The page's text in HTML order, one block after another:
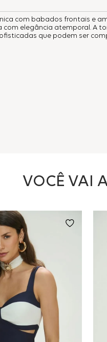
com babados frontais e
elegância atemporal. A
que podem ser
VOCÊ VAI